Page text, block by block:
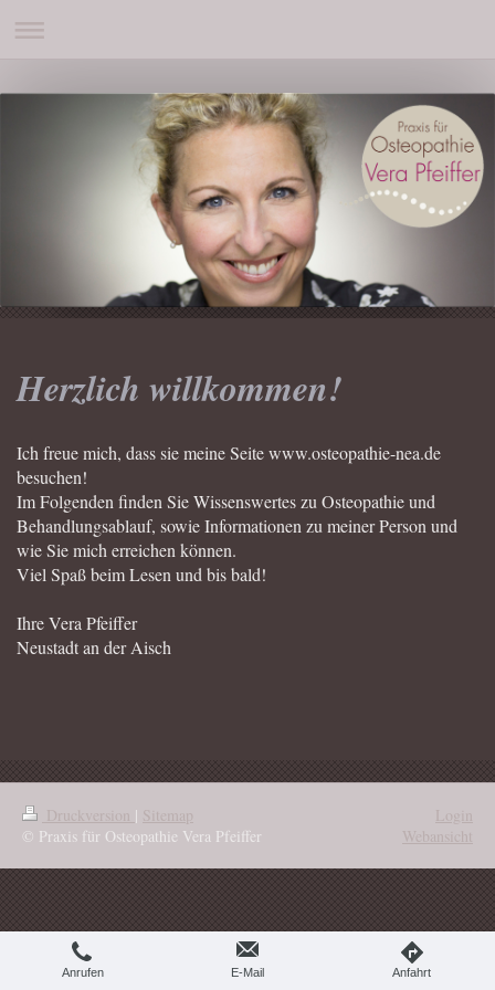
Herzlich willkommen!
Ich freue mich, dass sie meine Seite www.osteopathie-nea.de
besuchen!
Im Folgenden finden Sie Wissenswertes zu Osteopathie und
Behandlungsablauf, sowie Informationen zu meiner Person und
wie Sie mich erreichen können.
Viel Spaß beim Lesen und bis bald!
Ihre Vera Pfeiffer
Neustadt an der Aisch
Druckversion | Sitemap
© Praxis für Osteopathie Vera Pfeiffer
Login
Webansicht
Anrufen E-Mail Anfahrt